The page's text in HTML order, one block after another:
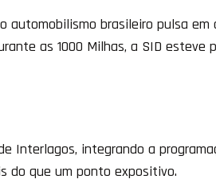
brasileiro pulsa em
as 1000 Milhas, a SID esteve
Interlagos, integrando a
do que um ponto expositivo.